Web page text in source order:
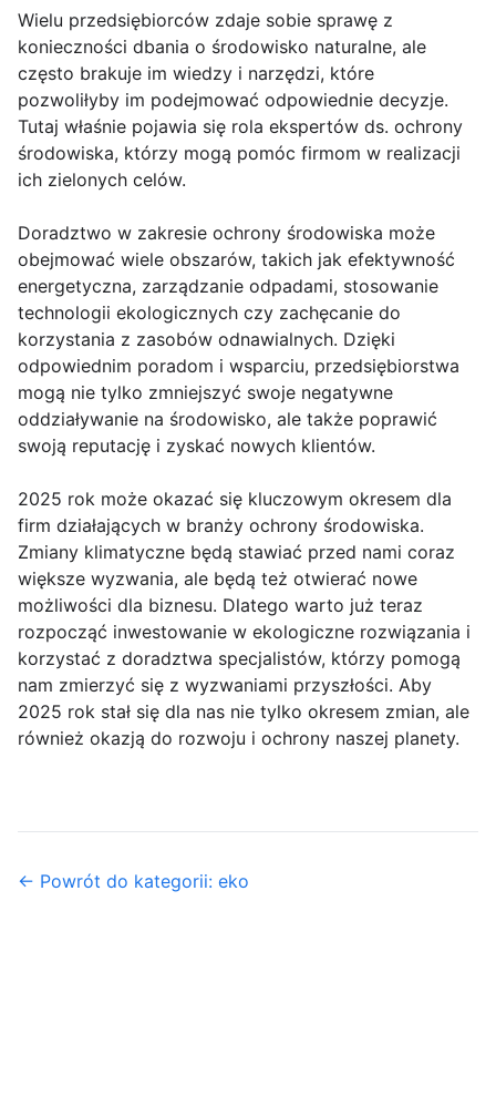
Wielu przedsiębiorców zdaje sobie sprawę z
konieczności dbania o środowisko naturalne, ale
często brakuje im wiedzy i narzędzi, które
pozwoliłyby im podejmować odpowiednie decyzje.
Tutaj właśnie pojawia się rola ekspertów ds. ochrony
środowiska, którzy mogą pomóc firmom w realizacji
ich zielonych celów.
Doradztwo w zakresie ochrony środowiska może
obejmować wiele obszarów, takich jak efektywność
energetyczna, zarządzanie odpadami, stosowanie
technologii ekologicznych czy zachęcanie do
korzystania z zasobów odnawialnych. Dzięki
odpowiednim poradom i wsparciu, przedsiębiorstwa
mogą nie tylko zmniejszyć swoje negatywne
oddziaływanie na środowisko, ale także poprawić
swoją reputację i zyskać nowych klientów.
2025 rok może okazać się kluczowym okresem dla
firm działających w branży ochrony środowiska.
Zmiany klimatyczne będą stawiać przed nami coraz
większe wyzwania, ale będą też otwierać nowe
możliwości dla biznesu. Dlatego warto już teraz
rozpocząć inwestowanie w ekologiczne rozwiązania i
korzystać z doradztwa specjalistów, którzy pomogą
nam zmierzyć się z wyzwaniami przyszłości. Aby
2025 rok stał się dla nas nie tylko okresem zmian, ale
również okazją do rozwoju i ochrony naszej planety.
← Powrót do kategorii: eko